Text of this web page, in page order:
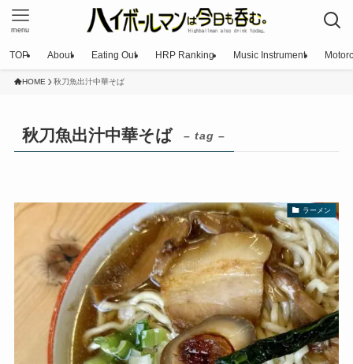
menu
TOP About Eating Out HRP Ranking Music Instrument
HOME 秋刀魚出汁中華そば
秋刀魚出汁中華そば – tag –
ラーメン